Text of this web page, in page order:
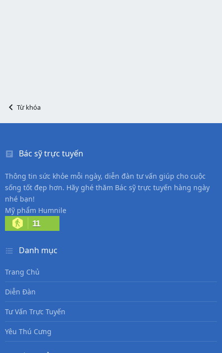
Từ khóa
Bác sỹ trực tuyến
Thông tin sức khỏe mỗi ngày, diễn đàn tư vấn giúp cho cuộc
sống tốt đẹp hơn. Hãy ghé thăm Bác sỹ trực tuyến hàng ngày
nhé bạn!
Mỹ phẩm Humnile
11
Danh mục
Trang Chủ
Diễn Đàn
Tư Vấn Trực Tuyến
Yêu Thú Cưng